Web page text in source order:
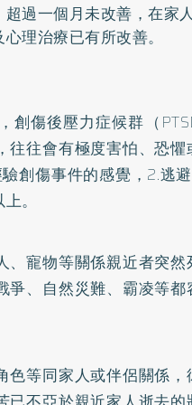
過一個月未改善，在家
理治療已有所改善。
創傷後壓力症候群（
往會有極度害怕、恐
創傷事件的感覺，2.逃
。
寵物等關係親近者突
、自然災難、霸凌等
等同家人或伴侶關係